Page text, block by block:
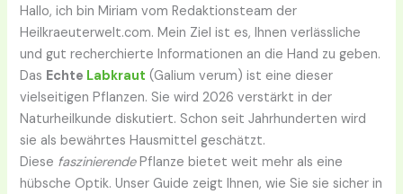
Hallo, ich bin Miriam vom Redaktionsteam der
Heilkraeuterwelt.com. Mein Ziel ist es, Ihnen verlässliche
und gut recherchierte Informationen an die Hand zu geben.
Das Echte Labkraut (Galium verum) ist eine dieser
vielseitigen Pflanzen. Sie wird 2026 verstärkt in der
Naturheilkunde diskutiert. Schon seit Jahrhunderten wird
sie als bewährtes Hausmittel geschätzt.
Diese faszinierendePflanze bietet weit mehr als eine
hübsche Optik. Unser Guide zeigt Ihnen, wie Sie sie sicher in